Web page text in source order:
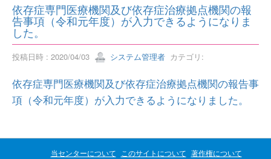
依存症専門医療機関及び依存症治療拠点機関の報
告事項（令和元年度）が入力できるようになりま
した。
投稿日時 : 2020/04/03 システム管理者 カテゴリ:
依存症専門医療機関及び依存症治療拠点機関の報告事
項（令和元年度）が入力できるようになりました。
当センターについて このサイトについて 著作権について